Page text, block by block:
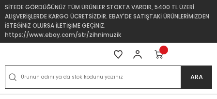
SİTEDE GÖRDÜĞÜNÜZ TÜM ÜRÜNLER STOKTA VARDIR, 5400 TL ÜZERİ
ALIŞVERİŞLERDE KARGO ÜCRETSİZDİR. EBAY'DE SATIŞTAKİ ÜRÜNLERİMİZDEN
İSTEĞİNİZ OLURSA İLETİŞİME GEÇİNİZ.
https://www.ebay.com/str/zihnimuzik
ARA